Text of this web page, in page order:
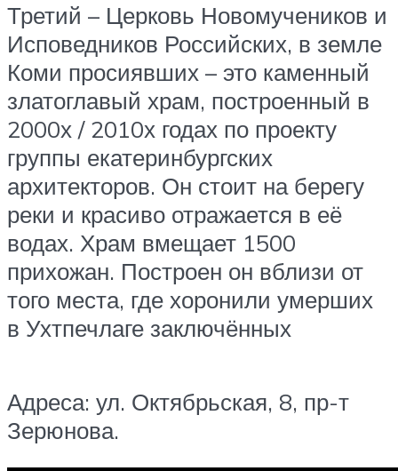
Третий – Церковь Новомучеников и
Исповедников Российских, в земле
Коми просиявших – это каменный
златоглавый храм, построенный в
2000х / 2010х годах по проекту
группы екатеринбургских
архитекторов. Он стоит на берегу
реки и красиво отражается в её
водах. Храм вмещает 1500
прихожан. Построен он вблизи от
того места, где хоронили умерших
в Ухтпечлаге заключённых
Адреса: ул. Октябрьская, 8, пр-т
Зерюнова.